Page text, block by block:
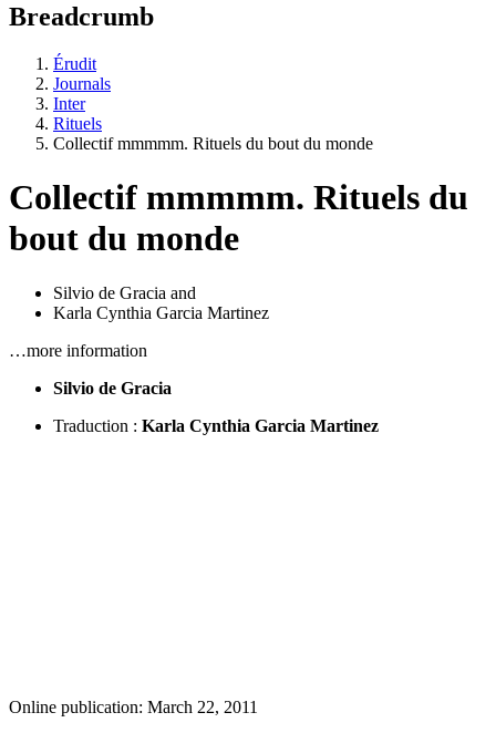
Breadcrumb
Érudit
Journals
Inter
Rituels
Collectif mmmmm. Rituels du bout du monde
Collectif mmmmm. Rituels du
bout du monde
Silvio de Gracia and
Karla Cynthia Garcia Martinez
…more information
Silvio de Gracia
Traduction : Karla Cynthia Garcia Martinez
Online publication: March 22, 2011